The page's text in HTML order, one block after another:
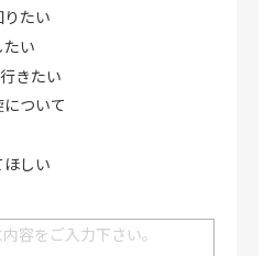
たい
い
きたい
ついて
しい